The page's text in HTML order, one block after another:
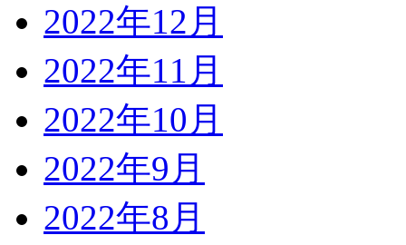
2022年12月
2022年11月
2022年10月
2022年9月
2022年8月